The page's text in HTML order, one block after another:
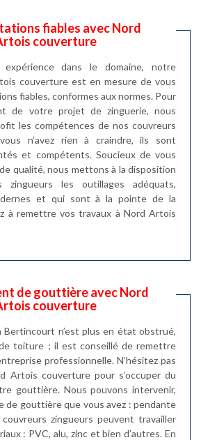
fiables avec Nord
couverture
dans le domaine, notre
couverture est en mesure de vous
fiables, conformes aux normes. Pour
de votre projet de zinguerie, nous
les compétences de nos couvreurs
n’avez rien à craindre, ils sont
et compétents. Soucieux de vous
qualité, nous mettons à la disposition
zingueurs les outillages adéquats,
et qui sont à la pointe de la
à remettre vos travaux à Nord Artois
de gouttière avec Nord
couverture
n’est plus en état obstrué,
toiture ; il est conseillé de remettre
professionnelle. N’hésitez pas
Artois couverture pour s’occuper du
gouttière. Nous pouvons intervenir,
de gouttière que vous avez : pendante
zingueurs peuvent travailler
: PVC, alu, zinc et bien d’autres. En